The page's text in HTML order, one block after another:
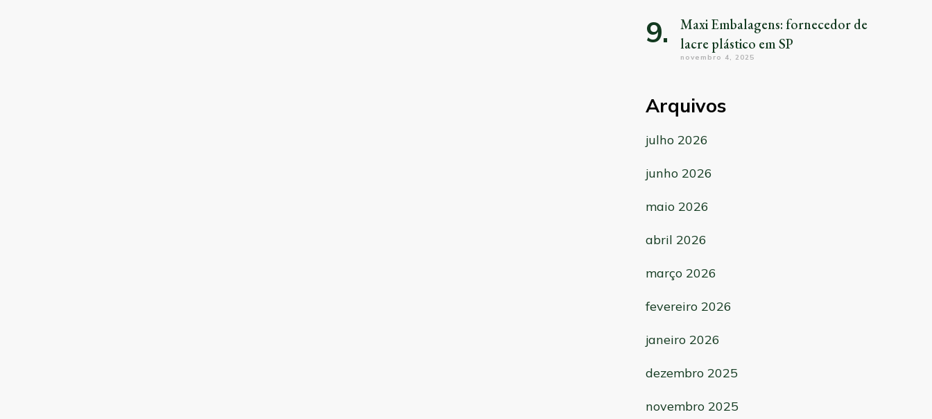
Maxi Embalagens: fornecedor de
lacre plástico em SP
novembro 4, 2025
Arquivos
julho 2026
junho 2026
maio 2026
abril 2026
março 2026
fevereiro 2026
janeiro 2026
dezembro 2025
novembro 2025